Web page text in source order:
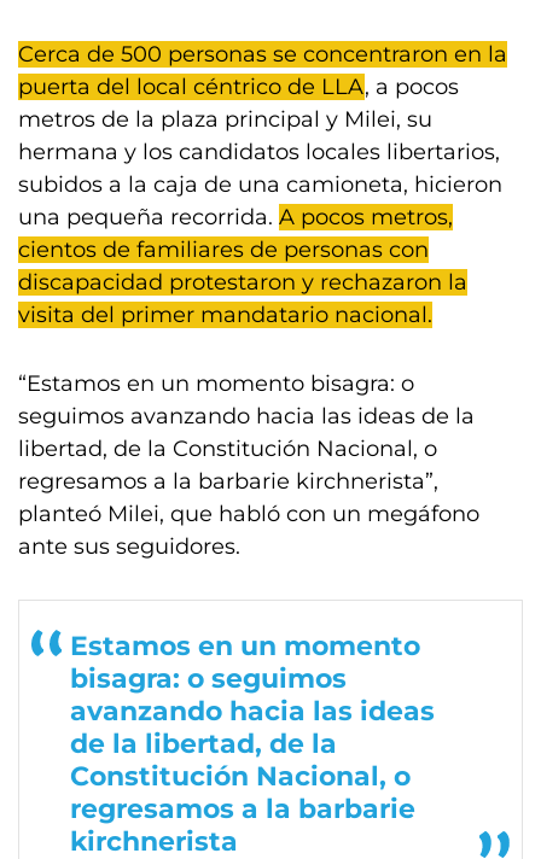
Cerca de 500 personas se concentraron en la
puerta del local céntrico de LLA, a pocos
metros de la plaza principal y Milei, su
hermana y los candidatos locales libertarios,
subidos a la caja de una camioneta, hicieron
una pequeña recorrida. A pocos metros,
cientos de familiares de personas con
discapacidad protestaron y rechazaron la
visita del primer mandatario nacional.
“Estamos en un momento bisagra: o
seguimos avanzando hacia las ideas de la
libertad, de la Constitución Nacional, o
regresamos a la barbarie kirchnerista”,
planteó Milei, que habló con un megáfono
ante sus seguidores.
Estamos en un momento
bisagra: o seguimos
avanzando hacia las ideas
de la libertad, de la
Constitución Nacional, o
regresamos a la barbarie
kirchnerista